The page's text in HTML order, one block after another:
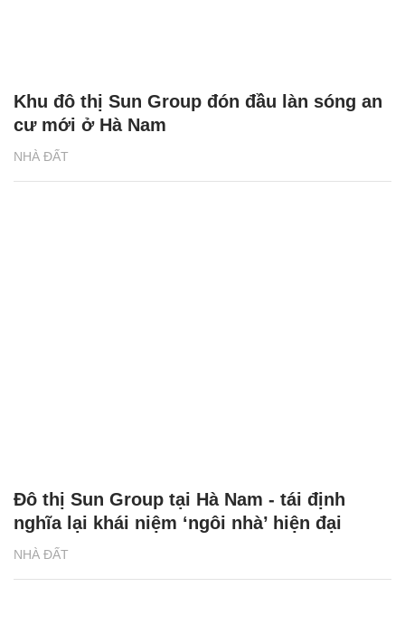
NHÀ ĐẤT
Khu đô thị Sun Group đón đầu làn sóng an
cư mới ở Hà Nam
NHÀ ĐẤT
Đô thị Sun Group tại Hà Nam - tái định
nghĩa lại khái niệm ‘ngôi nhà’ hiện đại